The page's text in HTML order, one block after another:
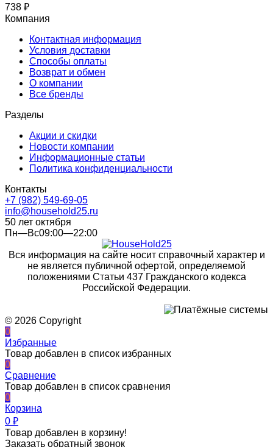
738 ₽
Компания
Контактная информация
Условия доставки
Способы оплаты
Возврат и обмен
О компании
Все бренды
Разделы
Акции и скидки
Новости компании
Информационные статьи
Политика конфиденциальности
Контакты
+7 (982) 549-69-05
info@household25.ru
50 лет октября
Пн—Вс09:00—22:00
Вся информация на сайте носит справочный характер и
не является публичной офертой, определяемой
положениями Статьи 437 Гражданского кодекса
Российской Федерации.
© 2026 Copyright
0
Избранные
Товар добавлен в список избранных
0
Сравнение
Товар добавлен в список сравнения
0
Корзина
0 ₽
Товар добавлен в корзину!
Заказать обратный звонок